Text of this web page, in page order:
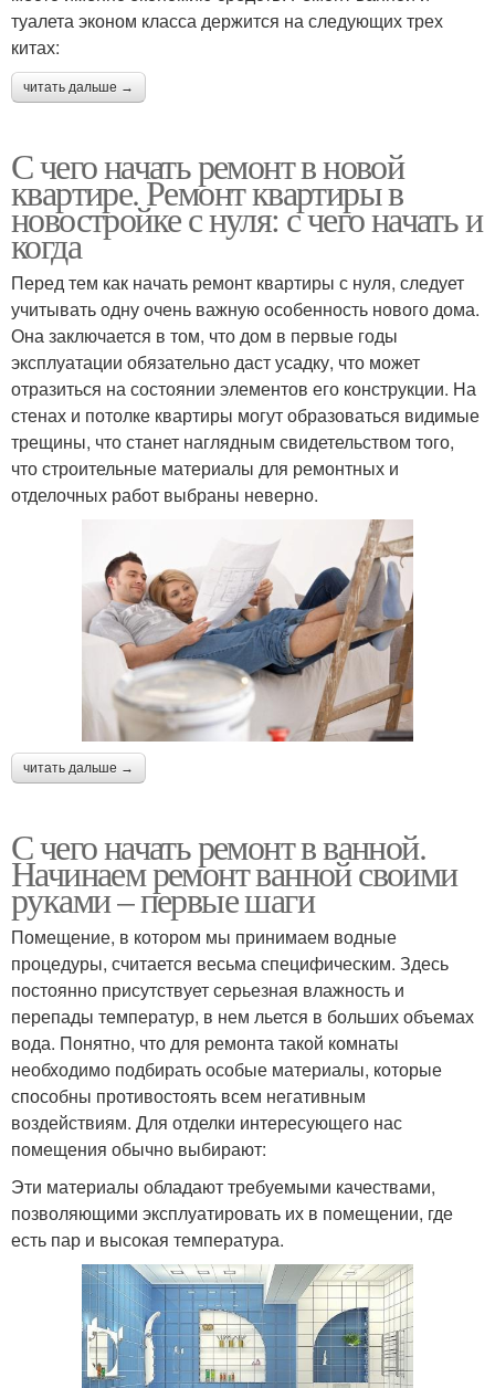
туалета эконом класса держится на следующих трех
китах:
читать дальше →
С чего начать ремонт в новой
квартире. Ремонт квартиры в
новостройке с нуля: с чего начать и
когда
Перед тем как начать ремонт квартиры с нуля, следует
учитывать одну очень важную особенность нового дома.
Она заключается в том, что дом в первые годы
эксплуатации обязательно даст усадку, что может
отразиться на состоянии элементов его конструкции. На
стенах и потолке квартиры могут образоваться видимые
трещины, что станет наглядным свидетельством того,
что строительные материалы для ремонтных и
отделочных работ выбраны неверно.
читать дальше →
С чего начать ремонт в ванной.
Начинаем ремонт ванной своими
руками – первые шаги
Помещение, в котором мы принимаем водные
процедуры, считается весьма специфическим. Здесь
постоянно присутствует серьезная влажность и
перепады температур, в нем льется в больших объемах
вода. Понятно, что для ремонта такой комнаты
необходимо подбирать особые материалы, которые
способны противостоять всем негативным
воздействиям. Для отделки интересующего нас
помещения обычно выбирают:
Эти материалы обладают требуемыми качествами,
позволяющими эксплуатировать их в помещении, где
есть пар и высокая температура.